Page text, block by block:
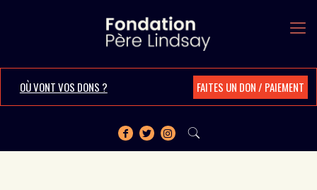
OÙ VONT VOS DONS ? FAITES UN DON / PAIEMENT